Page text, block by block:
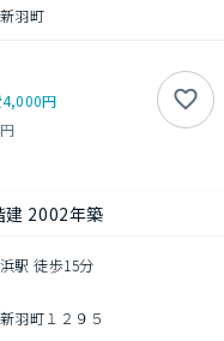
羽町
4,000円
建 2002年築
駅 徒歩15分
羽町１２９５